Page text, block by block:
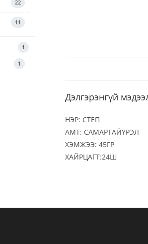
22
11
1
1
Дэлгэрэнгүй
НЭР: СТЕП
АМТ: САМАРТАЙҮРЭЛ
ХЭМЖЭЭ: 45ГР
ХАЙРЦАГТ:24Ш